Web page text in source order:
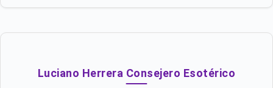
Luciano Herrera Consejero Esotérico